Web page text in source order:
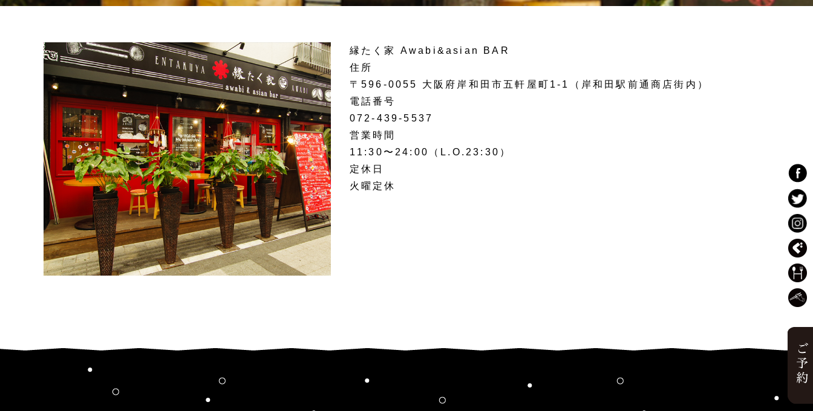
縁たく家 Awabi&asian BAR
住所
〒596-0055 大阪府岸和田市五軒屋町1-1（岸和田駅前通商店街内）
電話番号
072-439-5537
営業時間
11:30〜24:00（L.O.23:30）
定休日
火曜定休